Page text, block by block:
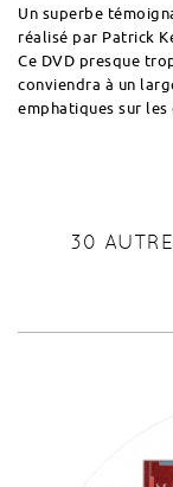
Un superbe
réalisé par Patrick
Ce DVD presque
conviendra à un
emphatiques sur les
30